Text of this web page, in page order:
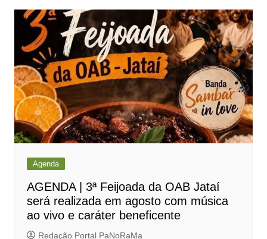
Agenda
AGENDA | 3ª Feijoada da OAB Jataí
será realizada em agosto com música
ao vivo e caráter beneficente
Redação Portal PaNoRaMa